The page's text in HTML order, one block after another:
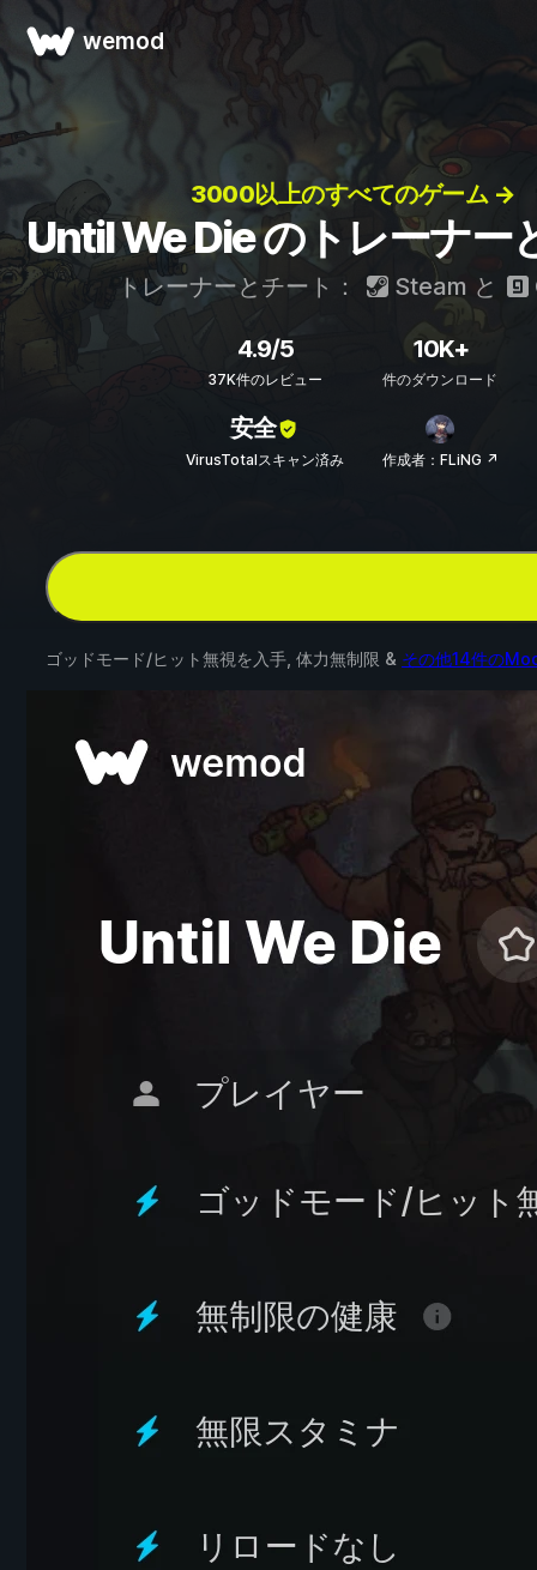
wemod
3000以上のすべてのゲーム →
Until We Die のトレーナー
トレーナーとチート： Steam と
4.9/5
37K件のレビュー
10K+
件のダウンロード
安全
VirusTotalスキャン済み 作成者：FLiNG ↗
ゴッドモード/ヒット無視を入手, 体力無制限 & その他14件の